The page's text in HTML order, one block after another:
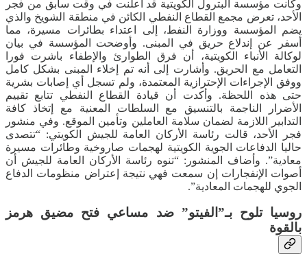
وكانت مؤسسة البترول الكويتية قد أعلنت في وقت سابق من فجر
الأحد، تعرض مجمع القطاع النفطي الكائن في منطقة الشويخ والذي
يضم المؤسسة ووزارة النفط، إلى اعتداء بطائرات مسيرة، مما
أسفر عن إندلاع حريق في المبنى. وأوضحت المؤسسة في بيان
لوكالة الأنباء الكويتية، أن فرق الطوارئ والإطفاء باشرت فورا
التعامل مع الحريق. وأشارت إلى أنه تم إخلاء المبنى بشكل كامل
ووفق الإجراءات الإحترازية المعتمدة، ولم تسجل أي إصابات بشرية
حتى هذه اللحظة. وأكدت أن قيادة القطاع النفطي تتابع تقييم
الأضرار الناجمة بالتنسيق مع السلطات المعنية مع إتخاذ كافة
التدابير اللازمة لضمان سلامة العاملين وتأمين الموقع. وفي منشور
فجر الأحد، قالت رئاسة الأركان العامة للجيش الكويتي: “تتصدى
حاليا الدفاعات الجوية الكويتية لهجمات صاروخية وطائرات مسيرة
معادية”. وأضاف المنشور: “تنوه رئاسة الأركان العامة للجيش أن
أصوات الإنفجارات إن سمعت فهي نتيجة إعتراض منظومات الدفاع
الجوي للهجمات المعادية”.
روسيا تلوح بـ”الفيتو” ضد مساعي فتح مضيق هرمز
بالقوة